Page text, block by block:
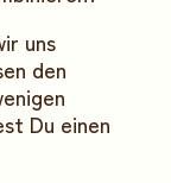
uns
den
Du einen